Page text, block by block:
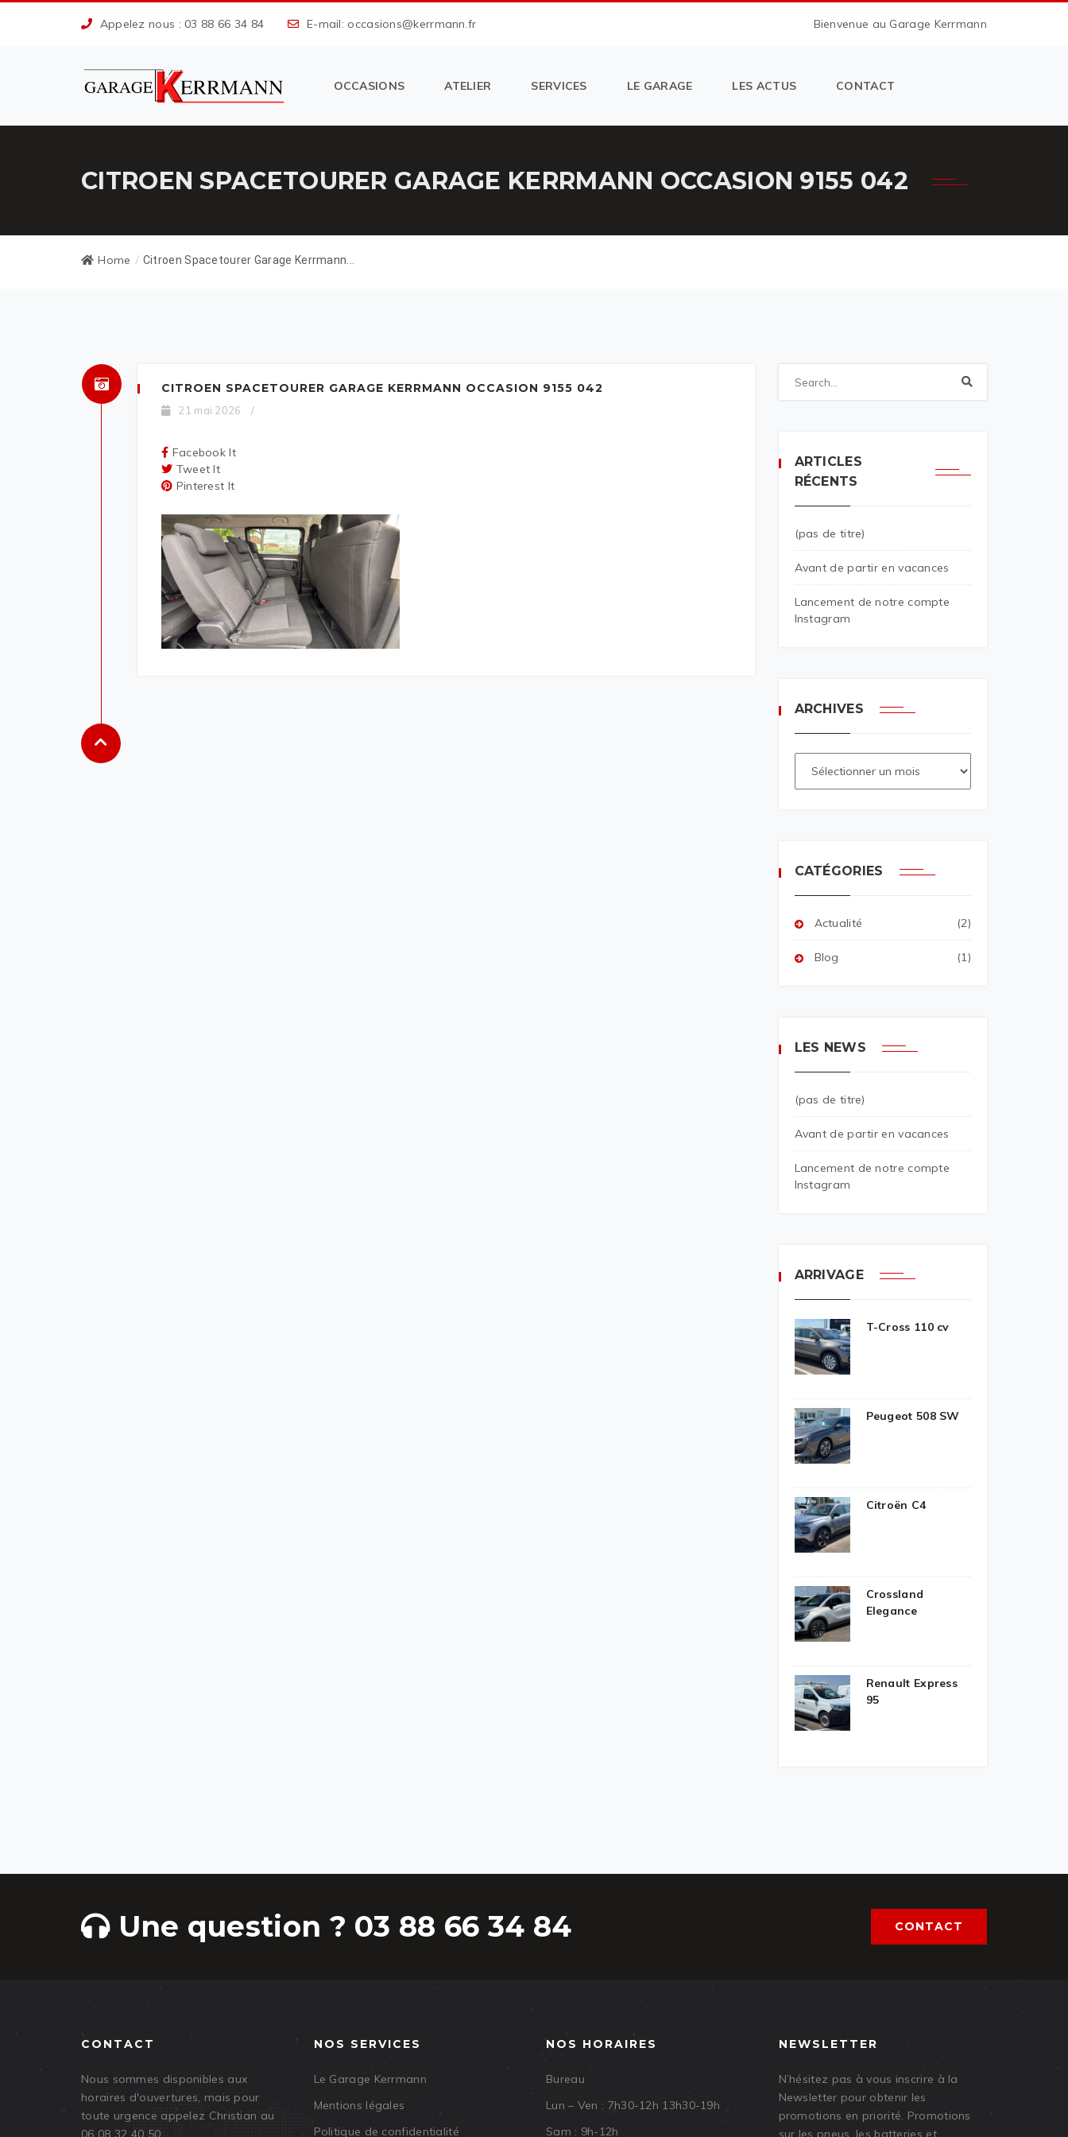
Appelez nous : 03 88 66 34 84 E-mail: occasions@kerrmann.fr Bienvenue au Garage Kerrmann
OCCASIONS ATELIER SERVICES LE GARAGE LES ACTUS CONTACT
CITROEN SPACETOURER GARAGE KERRMANN OCCASION 9155 042
Home / Citroen Spacetourer Garage Kerrmann...
CITROEN SPACETOURER GARAGE KERRMANN OCCASION 9155 042
21 mai 2026 /
Facebook It
Tweet It
Pinterest It
ARTICLES
RÉCENTS
(pas de titre)
Avant de partir en vacances
Lancement de notre compte
Instagram
ARCHIVES
CATÉGORIES
Actualité (2)
Blog (1)
LES NEWS
(pas de titre)
Avant de partir en vacances
Lancement de notre compte
Instagram
ARRIVAGE
T-Cross 110 cv
Peugeot 508 SW
Citroën C4
Crossland
Elegance
Renault Express
95
Une question ? 03 88 66 34 84 CONTACT
CONTACT
Nous sommes disponibles aux
horaires d'ouvertures, mais pour
toute urgence appelez Christian au
06 08 32 40 50
NOS SERVICES
Le Garage Kerrmann
Mentions légales
Politique de confidentialité
NOS HORAIRES
Bureau
Lun – Ven : 7h30-12h 13h30-19h
Sam : 9h-12h
NEWSLETTER
N’hésitez pas à vous inscrire à la
Newsletter pour obtenir les
promotions en priorité. Promotions
sur les pneus, les batteries et